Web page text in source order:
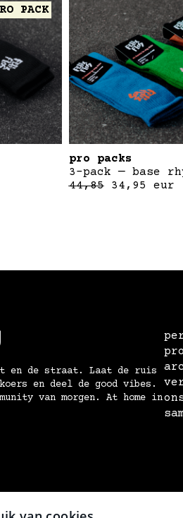
PACK
pro packs
3-pack — base
44,85
34,95 eur
en de straat. Laat de ruis
en deel de good vibes.
van morgen. At home in